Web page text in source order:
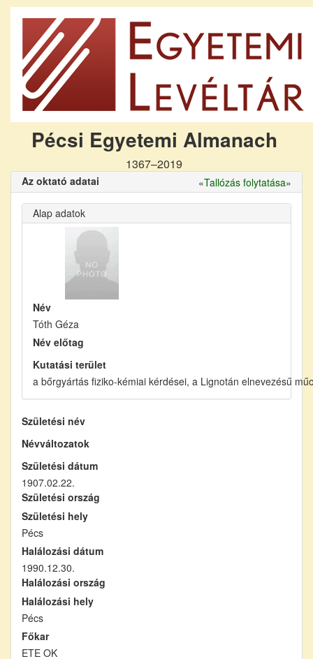
Pécsi Egyetemi Almanach
1367–2019
Az oktató adatai «Tallózás folytatása»
Alap adatok
Név
Tóth Géza
Név előtag
Kutatási terület
a bőrgyártás fiziko-kémiai kérdései, a Lignotán elnevezésű
Születési név
Névváltozatok
Születési dátum
1907.02.22.
Születési ország
Születési hely
Pécs
Halálozási dátum
1990.12.30.
Halálozási ország
Halálozási hely
Pécs
Főkar
ETE OK